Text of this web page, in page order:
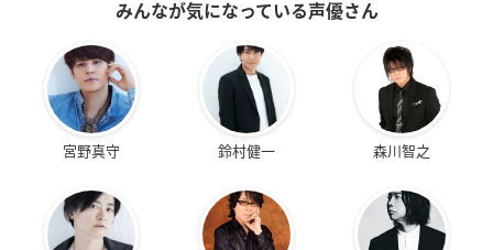
みんなが気になっている声優さん
宮野真守 鈴村健一 森川智之